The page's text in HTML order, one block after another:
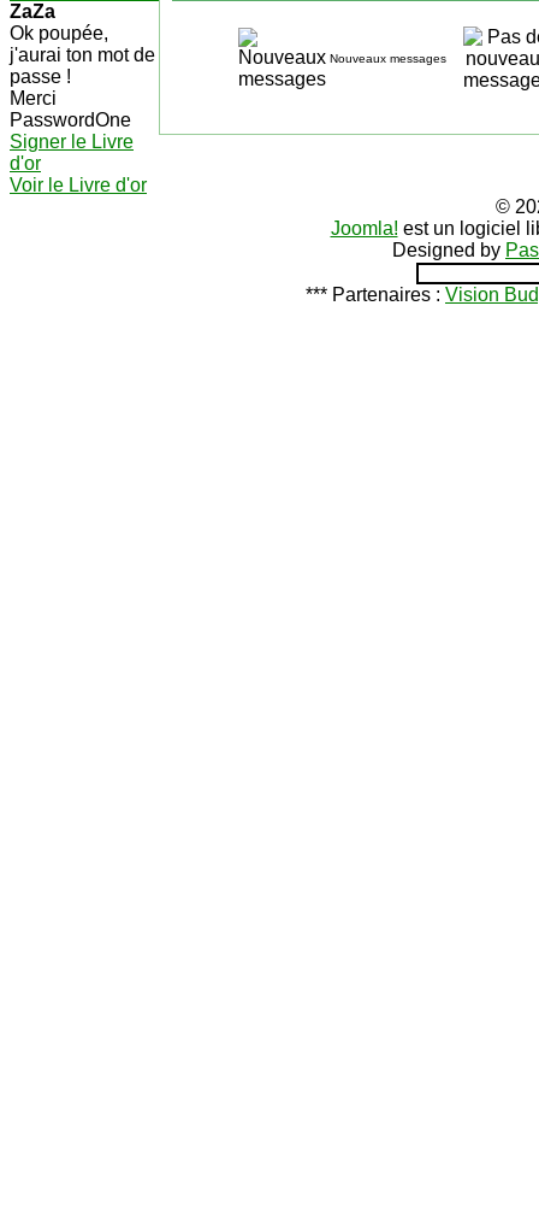
ZaZa
Ok poupée,
j'aurai ton mot de
passe !
Merci
PasswordOne
Signer le Livre
d'or
Voir le Livre d'or
Nouveaux messages
©
Joomla! est un logiciel
Designed by
*** Partenaires : Vision